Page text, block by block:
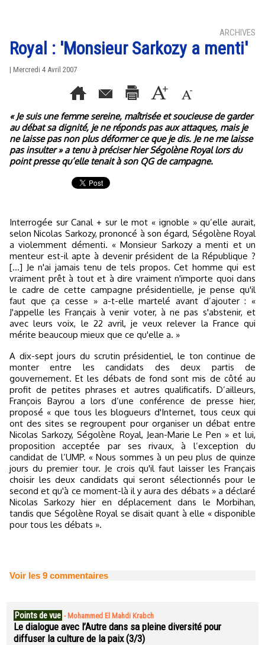
ARCHIVES
Royal : 'Monsieur Sarkozy a menti'
| Mercredi 4 Avril 2007
« Je suis une femme sereine, maîtrisée et soucieuse de garder
au débat sa dignité, je ne réponds pas aux attaques, mais je
ne laisse pas non plus déformer ce que je dis. Je ne me laisse
pas insulter » a tenu à préciser hier Ségolène Royal lors du
point presse qu’elle tenait à son QG de campagne.
Interrogée sur Canal + sur le mot « ignoble » qu’elle aurait,
selon Nicolas Sarkozy, prononcé à son égard, Ségolène Royal
a violemment démenti. « Monsieur Sarkozy a menti et un
menteur est-il apte à devenir président de la République ?
[…] Je n'ai jamais tenu de tels propos. Cet homme qui est
vraiment prêt à tout et à dire vraiment n'importe quoi dans
le cadre de cette campagne présidentielle, je pense qu'il
faut que ça cesse » a-t-elle martelé avant d’ajouter : «
J'appelle les Français à venir voter, à ne pas s'abstenir, et
avec leurs voix, le 22 avril, je veux relever la France qui
mérite beaucoup mieux que ce qu'elle a. »
A dix-sept jours du scrutin présidentiel, le ton continue de
monter entre les candidats des deux partis de
gouvernement. Et les débats de fond sont mis de côté au
profit de petites phrases et autres qualificatifs. D’ailleurs,
François Bayrou a lors d’une conférence de presse hier,
proposé « que tous les blogueurs d'Internet, tous ceux qui
ont des sites se regroupent pour organiser un débat entre
Nicolas Sarkozy, Ségolène Royal, Jean-Marie Le Pen » et lui,
proposition acceptée par ses rivaux, à l’exception du
candidat de l’UMP. « Nous sommes à un peu plus de quinze
jours du premier tour. Je crois qu'il faut laisser les Français
choisir les deux candidats qui seront sélectionnés pour le
second et qu'à ce moment-là il y aura des débats » a déclaré
Nicolas Sarkozy hier en déplacement dans le Morbihan,
tandis que Ségolène Royal se disait quant à elle « disponible
pour tous les débats ».
Voir les 9 commentaires
Points de vue - Mohammed El Mahdi Krabch
Le dialogue avec l’Autre dans sa pleine diversité pour
diffuser la culture de la paix (3/3)